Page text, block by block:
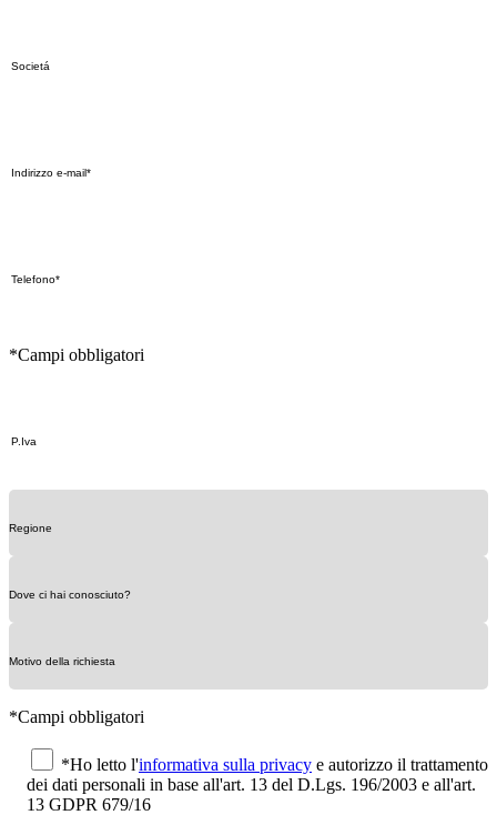
*Campi obbligatori
*Campi obbligatori
*Ho letto l'informativa sulla privacy e autorizzo il trattamento
dei dati personali in base all'art. 13 del D.Lgs. 196/2003 e all'art.
13 GDPR 679/16